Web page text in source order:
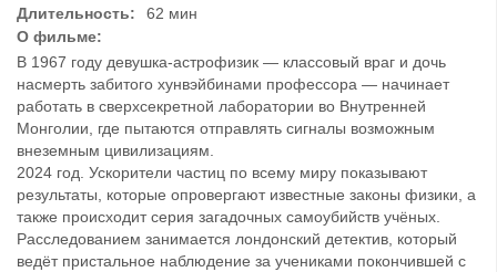
Длительность:
62 мин
О фильме:
В 1967 году девушка-астрофизик — классовый враг и дочь
насмерть забитого хунвэйбинами профессора — начинает
работать в сверхсекретной лаборатории во Внутренней
Монголии, где пытаются отправлять сигналы возможным
внеземным цивилизациям.
2024 год. Ускорители частиц по всему миру показывают
результаты, которые опровергают известные законы физики, а
также происходит серия загадочных самоубийств учёных.
Расследованием занимается лондонский детектив, который
ведёт пристальное наблюдение за учениками покончившей с